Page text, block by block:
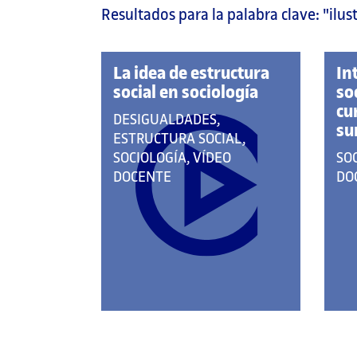
página
Resultados para la palabra clave:
La idea de estructura
social en sociología
QUE
PERTENECE
A
LAS
CATEGORÍAS:
DESIGUALDADES,
ESTRUCTURA SOCIAL,
SOCIOLOGÍA, VÍDEO
DOCENTE